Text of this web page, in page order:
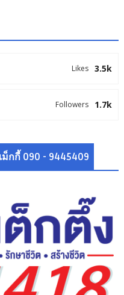
3.5k
Likes
1.7k
Followers
กกี้ 090 - 9445409